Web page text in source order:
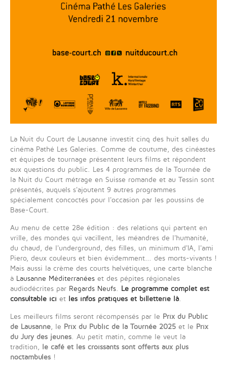
La Nuit du Court de Lausanne investit cinq des huit salles du
cinéma Pathé Les Galeries. Comme de coutume, des cinéastes
et équipes de tournage présentent leurs films et répondent
aux questions du public. Les 4 programmes de la Tournée de
la Nuit du Court métrage en Suisse romande et au Tessin sont
présentés, auquels s'ajoutent 9 autres programmes
spécialement concoctés pour l'occasion par les poussins de
Base-Court.
Au menu de cette 28e édition : des relations qui partent en
vrille, des mondes qui vacillent, les méandres de l'humanité,
du chaud, de l'underground, des filles, un minimum d'IA, l'ami
Piero, deux couleurs et bien évidemment... des morts-vivants !
Mais aussi la crème des courts helvétiques, une carte blanche
à
Lausanne Méditerranées et des pépites régionales
audiodécrites par Regards Neufs
Le programme complet est
consultable ici et les infos pratiques et billetterie là.
Les meilleurs films seront récompensés par le Prix du Public
de Lausanne , le Prix du Public de la Tournée 2025 et le Prix
du Jury des jeunes . Au petit matin, comme le veut la
tradition,
le café et les croissants sont offerts aux plus
noctambules !